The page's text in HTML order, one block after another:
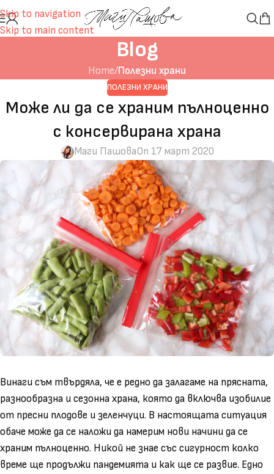
Skip to navigation
Skip to main content
Blog
Home/Полезни храни
ПОЛЕЗНИ ХРАНИ
Може ли да се храним пълноценно
с консервирана храна
Маги ПашоваOn 17 март 2020
Винаги съм твърдяла, че е редно да залагаме на прясната,
разнообразна и сезонна храна, която да включва изобилие
от пресни плодове и зеленчуци. В настоящата ситуация
обаче може да се наложи да намерим нови начини да се
храним пълноценно. Никой не знае със сигурност колко
време ще продължи пандемията и как ще се развие. Едно